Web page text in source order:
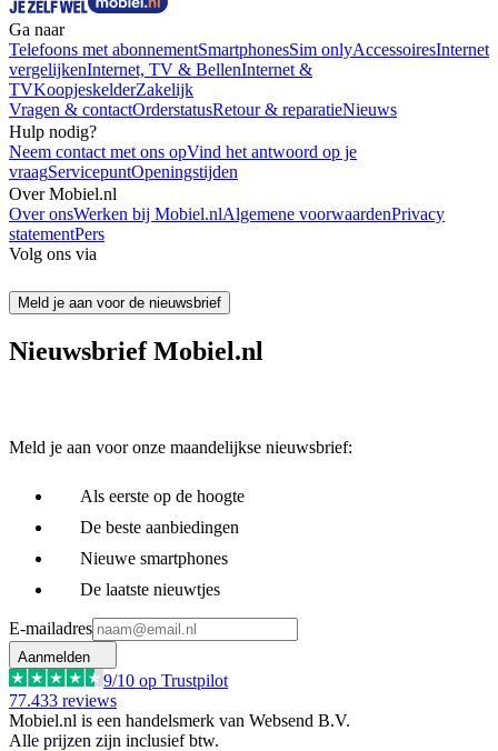
Ga naar
Telefoons met abonnementSmartphonesSim onlyAccessoiresInternet
vergelijkenInternet, TV & BellenInternet &
TVKoopjeskelderZakelijk
Vragen & contactOrderstatusRetour & reparatieNieuws
Hulp nodig?
Neem contact met ons opVind het antwoord op je
vraagServicepuntOpeningstijden
Over Mobiel.nl
Over onsWerken bij Mobiel.nlAlgemene voorwaardenPrivacy
statementPers
Volg ons via
Meld je aan voor de nieuwsbrief
Nieuwsbrief Mobiel.nl
Meld je aan voor onze maandelijkse nieuwsbrief:
Als eerste op de hoogte
De beste aanbiedingen
Nieuwe smartphones
De laatste nieuwtjes
E-mailadres
Aanmelden
9/10 op Trustpilot
77.433 reviews
Mobiel.nl is een handelsmerk van Websend B.V.
Alle prijzen zijn inclusief btw.